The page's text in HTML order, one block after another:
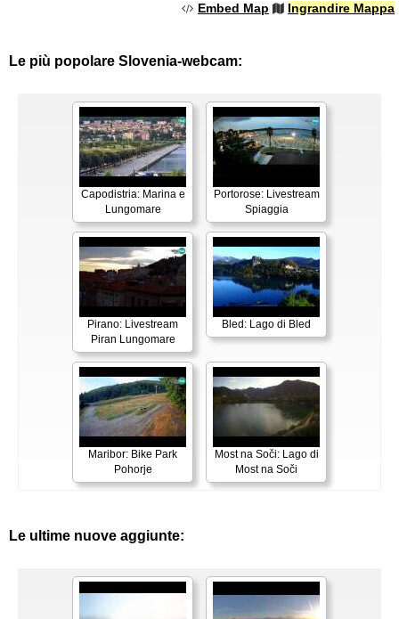
Embed Map Ingrandire Mappa
Le più popolare Slovenia-webcam:
Capodistria: Marina e
Lungomare
Portorose: Livestream
Spiaggia
Pirano: Livestream
Piran Lungomare
Bled: Lago di Bled
Maribor: Bike Park
Pohorje
Most na Soči: Lago di
Most na Soči
Le ultime nuove aggiunte: